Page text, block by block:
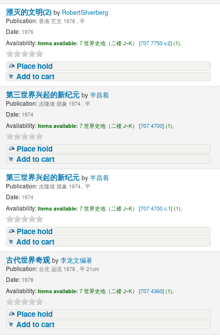
湮灭的文明(2)by RobertSilverberg
Publication: 香港 艺文 1976 , 平
Date: 1976
Availability: Items available: 7 世界史地（二楼 J~K） [707 7750 v.2] (1),
Place hold
Add to cart
第三世界兴起的新纪元by半昌着
Publication: 吉隆坡 摸象 1974 , 平
Date: 1974
Availability: Items available: 7 世界史地（二楼 J~K） [707 4700] (1),
Place hold
Add to cart
第三世界兴起的新纪元by半昌着
Publication: 吉隆坡 摸象 1974 , 平
Date: 1974
Availability: Items available: 7 世界史地（二楼 J~K） [707 4700 c.1] (1),
Place hold
Add to cart
古代世界奇观by李龙文编著
Publication: 台北 远流 1978 , 平 21cm
Date: 1978
Availability: Items available: 7 世界史地（二楼 J~K） [707 4360] (1),
Place hold
Add to cart